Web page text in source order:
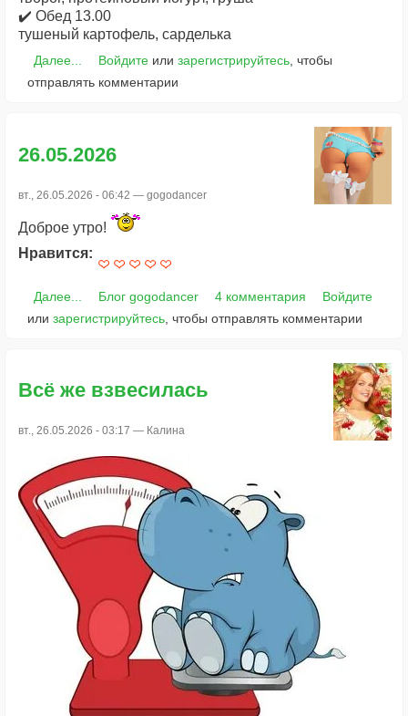
✔️ Обед 13.00
тушеный картофель, сарделька
Далее... Войдитеили зарегистрируйтесь, чтобы
отправлять комментарии
26.05.2026
вт., 26.05.2026 - 06:42 — gogodancer
Доброе утро!
Нравится:
Далее... Блог gogodancer 4 комментария
Войдите
или зарегистрируйтесь , чтобы отправлять комментарии
Всё же взвесилась
вт., 26.05.2026 - 03:17 — Калина